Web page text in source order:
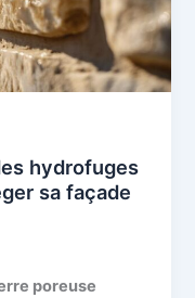
hydrofuges
sa façade
poreuse